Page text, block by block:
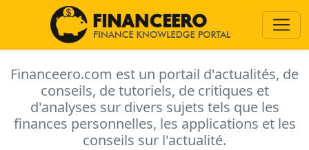
Financeero.com est un portail d'actualités, de
conseils, de tutoriels, de critiques et
d'analyses sur divers sujets tels que les
finances personnelles, les applications et les
conseils sur l'actualité.